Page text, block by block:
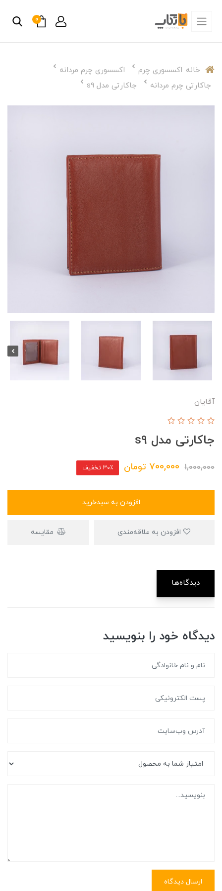
0
خانه اکسسوری چرم
اکسسوری چرم مردانه
جاکارتی چرم مردانه
جاکارتی مدل s9
آقایان
جاکارتی مدل s9
1,000,000
700,000 تومان 30٪ تخفیف
افزودن به سبدخرید
مقایسه
دیدگاه‌ها
دیدگاه خود را بنویسید
ارسال دیدگاه